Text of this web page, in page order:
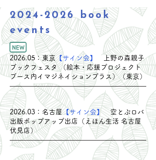
2024-2026 book
events
​2026.05：東京【サイン会】
上野の森親子
ブックフェスタ （絵本・応援プロジェクト
ブース内イマジネイションプラス）（東京 ）
​2026.03：名古屋【サイン会】空とぶロバ
出版ポップアップ出店（えほん生活 名古屋
伏見店）